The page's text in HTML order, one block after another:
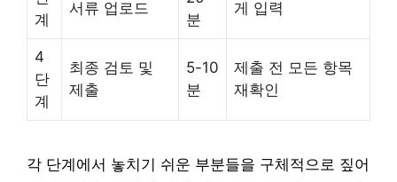
계
서류 업로드
분
게 입력
4
단
계
최종 검토 및
제출
5-10
분
제출 전 모든 항목
재확인
각 단계에서 놓치기 쉬운 부분들을 구체적으로 짚어